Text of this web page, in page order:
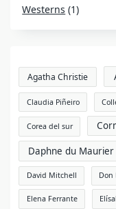
Westerns (1)
Agatha Christie
Claudia Piñeiro
Corea del sur
Daphne du Maurier
David Mitchell Don
Elena Ferrante